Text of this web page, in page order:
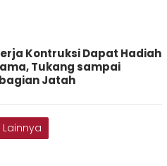
Kontruksi Dapat Hadiah
Tukang sampai
Jatah
Lainnya